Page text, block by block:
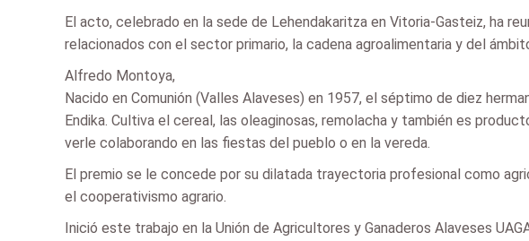
El acto, celebrado en la sede de Lehendakaritza en Vitoria-Gasteiz, ha
relacionados con el sector primario, la cadena agroalimentaria y del
Alfredo Montoya,
Nacido en Comunión (Valles Alaveses) en 1957, el séptimo de diez
Endika. Cultiva el cereal, las oleaginosas, remolacha y también es
verle colaborando en las fiestas del pueblo o en la vereda.
El premio se le concede por su dilatada trayectoria profesional como
el cooperativismo agrario.
Inició este trabajo en la Unión de Agricultores y Ganaderos Alaveses